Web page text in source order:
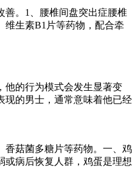
善。1、腰椎间盘突出症腰椎
维生素B1片等药物，配合牵
他的行为模式会发生显著变
现的男士，通常意味着他已经
香菇菌多糖片等药物。一、鸡
或病后恢复人群，鸡蛋是理想